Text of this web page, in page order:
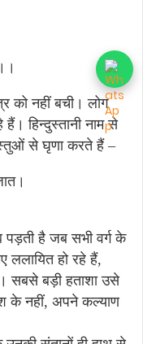
को नहीं बची। लोग
हिन्दुस्तानी नाम से
से घृणा करते हैं –
पड़ती है जब सभी वर्ग के
ललायित हो रहे हैं,
सबसे बड़ी हताशा उसे
के नहीं, अपने कल्याण